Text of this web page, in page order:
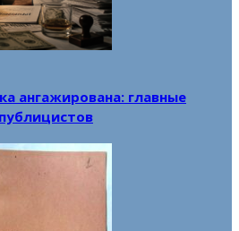
ангажирована: главные